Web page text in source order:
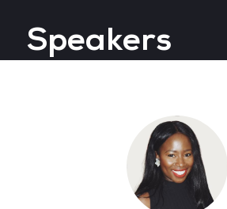
Devops Live
Data & AI Leaders Summit
Speakers